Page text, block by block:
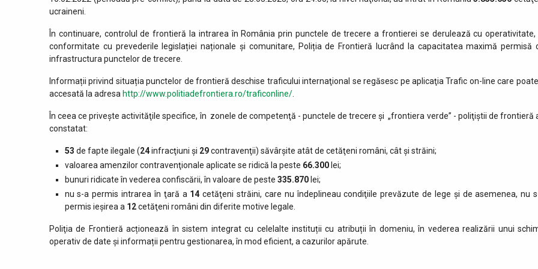
ucraineni.
În continuare, controlul de frontieră la intrarea în România prin punctele de trecere a frontierei se derulează cu operativitate,
conformitate cu prevederile legislației naționale și comunitare, Poliția de Frontieră lucrând la capacitatea maximă permisă
infrastructura punctelor de trecere.
Informații privind situația punctelor de frontieră deschise traficului internaţional se regăsesc pe aplicaţia Trafic on-line care
accesată la adresa http://www.politiadefrontiera.ro/traficonline/
În ceea ce priveşte activităţile specifice, în zonele de competenţă - punctele de trecere şi „frontiera verde” - poliţiştii de frontieră
constatat:
53 de fapte ilegale (24infracţiuni şi 29contravenţii) săvârşite atât de cetăţeni români, cât şi străini;
valoarea amenzilor contravenţionale aplicate se ridică la peste 66.300lei;
bunuri ridicate în vederea confiscării, în valoare de peste 335.870 lei;
nu s-a permis intrarea în ţară a 14cetăţeni străini, care nu îndeplineau condiţiile prevăzute de lege şi de asemenea, nu
permis ieşirea a 12cetăţeni români din diferite motive legale.
Poliţia de Frontieră acționează în sistem integrat cu celelalte instituții cu atribuții în domeniu, în vederea realizării unui
operativ de date și informații pentru gestionarea, în mod eficient, a cazurilor apărute.